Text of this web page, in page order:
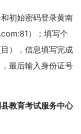
初始密码登录黄南
）；填写个
），信息填写完成
最后输入身份证号
教育考试服务中心